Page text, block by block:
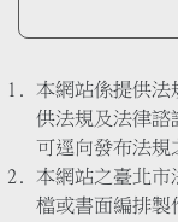
本網站係提供法
供法規及法律諮
可逕向發布法規
本網站之臺北市
檔或書面編排製